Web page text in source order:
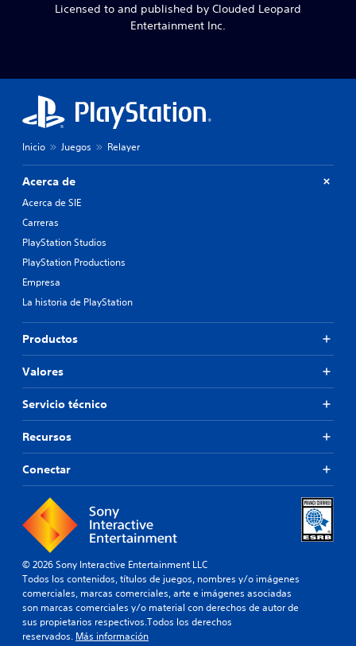
Licensed to and published by Clouded Leopard
Entertainment Inc.
Inicio Juegos Relayer
Acerca de
Acerca de SIE
Carreras
PlayStation Studios
PlayStation Productions
Empresa
La historia de PlayStation
Productos
Valores
Servicio técnico
Recursos
Conectar
© 2026 Sony Interactive Entertainment LLC
Todos los contenidos, títulos de juegos, nombres y/o imágenes
comerciales, marcas comerciales, arte e imágenes asociadas
son marcas comerciales y/o material con derechos de autor de
sus propietarios respectivos.Todos los derechos
reservados. Más información